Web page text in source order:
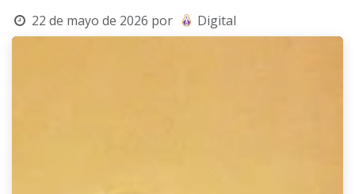
22 de mayo de 2026 por Digital